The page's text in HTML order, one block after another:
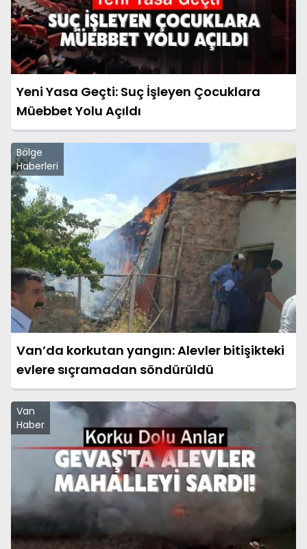
Yeni Yasa Geçti: Suç İşleyen Çocuklara
Müebbet Yolu Açıldı
Bölge
Haberleri
Van’da korkutan yangın: Alevler bitişikteki
evlere sıçramadan söndürüldü
Van
Haber